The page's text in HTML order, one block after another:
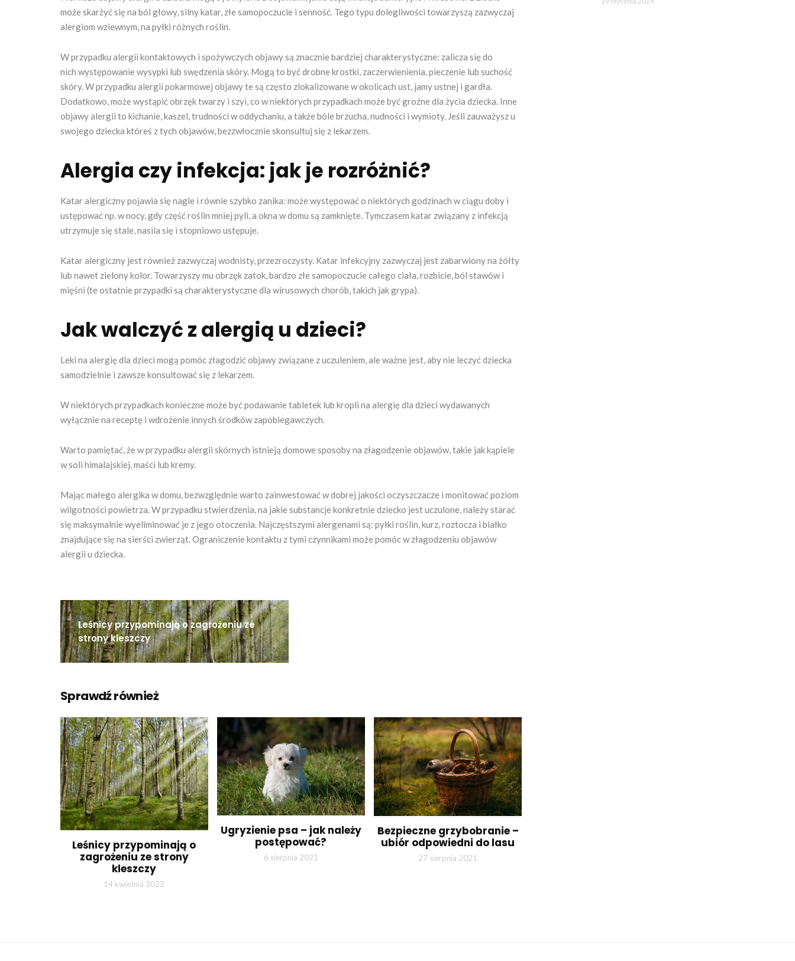
może skarżyć się na ból głowy, silny katar, złe samopoczucie i senność. Tego typu dolegliwości towarzyszą zazwyczaj
alergiom wziewnym, na pyłki różnych roślin.
W przypadku alergii kontaktowych i spożywczych objawy są znacznie bardziej charakterystyczne: zalicza się do
nich występowanie wysypki lub swędzenia skóry. Mogą to być drobne krostki, zaczerwienienia, pieczenie lub suchość
skóry. W przypadku alergii pokarmowej objawy te są często zlokalizowane w okolicach ust, jamy ustnej i gardła.
Dodatkowo, może wystąpić obrzęk twarzy i szyi, co w niektórych przypadkach może być groźne dla życia dziecka. Inne
objawy alergii to kichanie, kaszel, trudności w oddychaniu, a także bóle brzucha, nudności i wymioty. Jeśli zauważysz u
swojego dziecka któreś z tych objawów, bezzwłocznie skonsultuj się z lekarzem.
Alergia czy infekcja: jak je rozróżnić?
Katar alergiczny pojawia się nagle i równie szybko zanika: może występować o niektórych godzinach w ciągu doby i
ustępować np. w nocy, gdy część roślin mniej pyli, a okna w domu są zamknięte. Tymczasem katar związany z infekcją
utrzymuje się stale, nasila się i stopniowo ustępuje.
Katar alergiczny jest również zazwyczaj wodnisty, przezroczysty. Katar infekcyjny zazwyczaj jest zabarwiony na żółty
lub nawet zielony kolor. Towarzyszy mu obrzęk zatok, bardzo złe samopoczucie całego ciała, rozbicie, ból stawów i
mięśni (te ostatnie przypadki są charakterystyczne dla wirusowych chorób, takich jak grypa).
Jak walczyć z alergią u dzieci?
Leki na alergię dla dzieci mogą pomóc złagodzić objawy związane z uczuleniem, ale ważne jest, aby nie leczyć dziecka
samodzielnie i zawsze konsultować się z lekarzem.
W niektórych przypadkach konieczne może być podawanie tabletek lub kropli na alergię dla dzieci wydawanych
wyłącznie na receptę i wdrożenie innych środków zapobiegawczych.
Warto pamiętać, że w przypadku alergii skórnych istnieją domowe sposoby na złagodzenie objawów, takie jak kąpiele
w soli himalajskiej, maści lub kremy.
Mając małego alergika w domu, bezwzględnie warto zainwestować w dobrej jakości oczyszczacze i monitować poziom
wilgotności powietrza. W przypadku stwierdzenia, na jakie substancje konkretnie dziecko jest uczulone, należy starać
się maksymalnie wyeliminować je z jego otoczenia. Najczęstszymi alergenami są: pyłki roślin, kurz, roztocza i białko
znajdujące się na sierści zwierząt. Ograniczenie kontaktu z tymi czynnikami może pomóc w złagodzeniu objawów
alergii u dziecka.
Leśnicy przypominają o zagrożeniu ze
strony kleszczy
Sprawdź również
Leśnicy przypominają o
zagrożeniu ze strony
kleszczy
14 kwietnia 2022
Ugryzienie psa – jak należy
postępować?
6 sierpnia 2021
Bezpieczne grzybobranie –
ubiór odpowiedni do lasu
27 sierpnia 2021